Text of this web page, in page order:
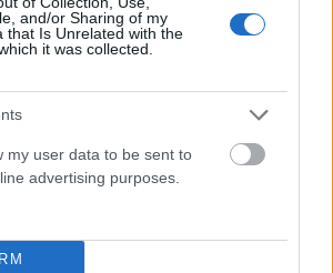
and/or Sharing of my
that Is Unrelated with the
it was collected.
my user data to be sent to
advertising purposes.